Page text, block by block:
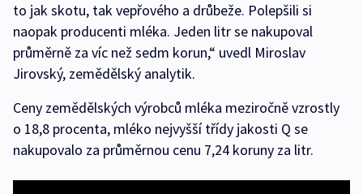
to jak skotu, tak vepřového a drůbeže. Polepšili si
naopak producenti mléka. Jeden litr se nakupoval
průměrně za víc než sedm korun,“ uvedl Miroslav
Jirovský, zemědělský analytik.
Ceny zemědělských výrobců mléka meziročně vzrostly
o 18,8 procenta, mléko nejvyšší třídy jakosti Q se
nakupovalo za průměrnou cenu 7,24 koruny za litr.